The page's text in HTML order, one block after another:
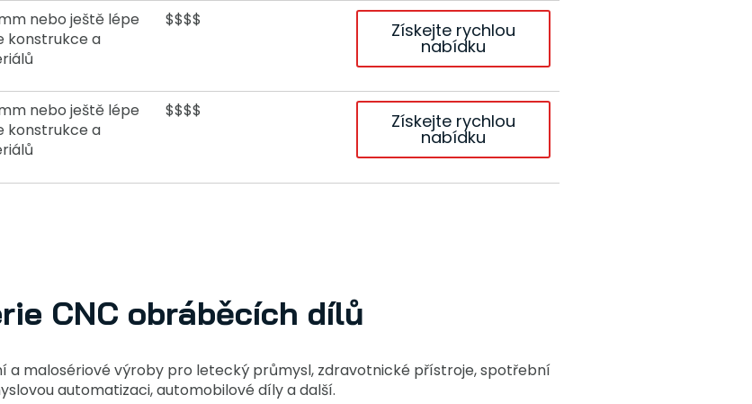
nebo ještě lépe
konstrukce a
$$$$ Získejte rychlou
nabídku
nebo ještě lépe
konstrukce a
$$$$ Získejte rychlou
nabídku
CNC obráběcích dílů
a malosériové výroby pro letecký průmysl, zdravotnické přístroje, spotřební
automatizaci, automobilové díly a další.